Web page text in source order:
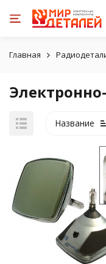
Главная
Название